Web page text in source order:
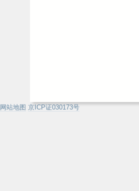
网站地图 京ICP证030173号